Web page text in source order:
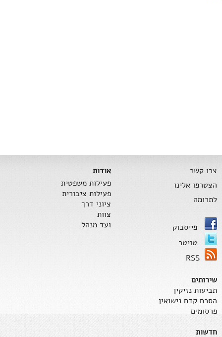
צרו קשר
הצטרפו אלינו
לתרומה
פייסבוק
טויטר
RSS
אודות
פעילות משפטית
פעילות ציבורית
ציוני דרך
צוות
ועד מנהל
שירותים
תביעות נזיקין
הסכם קדם נישואין
פרסומים
חדשות